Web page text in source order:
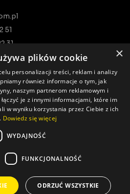
51
31
zastrzeżone © Tech Light
Pageart
×
plików cookie
personalizacji treści, reklam i analizy
również informacje o tym, jak
naszym partnerom reklamowym i
je z innymi informacjami, które im
w wyniku korzystania przez Ciebie z ich
Dowiedz się więcej
WYDAJNOŚĆ
FUNKCJONALNOŚĆ
ODRZUĆ WSZYSTKIE